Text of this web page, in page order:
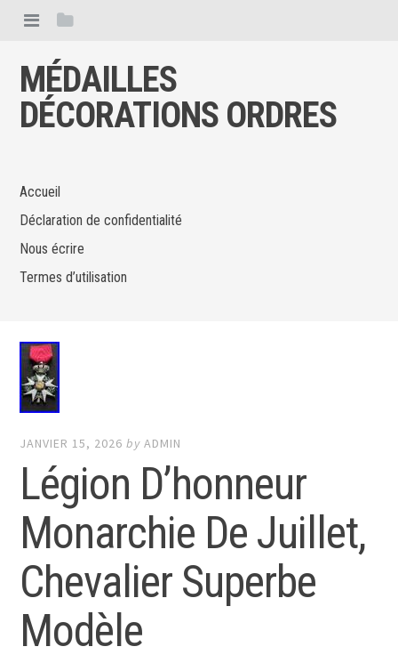
MÉDAILLES
DÉCORATIONS ORDRES
Accueil
Déclaration de confidentialité
Nous écrire
Termes d’utilisation
JANVIER 15, 2026 byADMIN
Légion D’honneur
Monarchie De Juillet,
Chevalier Superbe
Modèle